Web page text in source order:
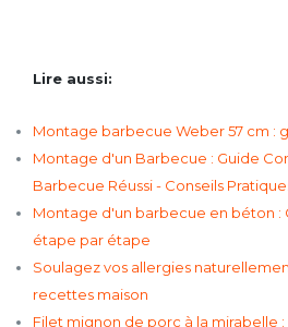
Lire aussi:
Montage barbecue Weber 57 cm :
Montage d'un Barbecue : Guide
Barbecue Réussi - Conseils
Montage d'un barbecue en béton :
étape par étape
Soulagez vos allergies
recettes maison
Filet mignon de porc à la mirabelle